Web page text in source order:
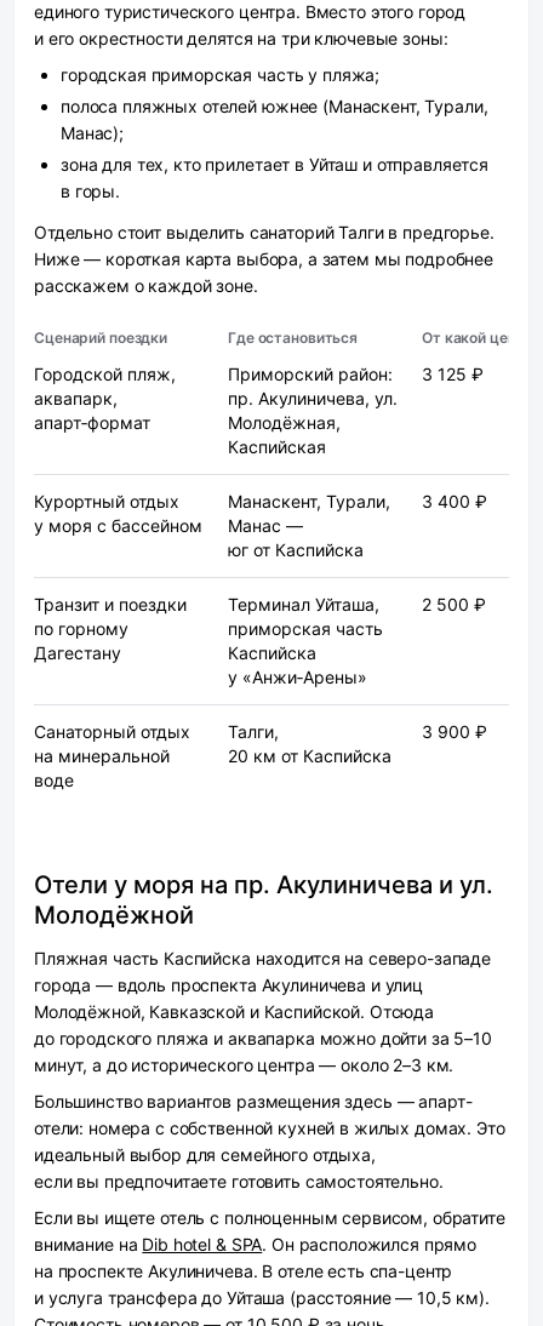
единого туристического центра. Вместо этого город
и его окрестности делятся на три ключевые зоны:
городская приморская часть у пляжа;
полоса пляжных отелей южнее (Манаскент, Турали,
Манас);
зона для тех, кто прилетает в Уйташ и отправляется
в горы.
Отдельно стоит выделить санаторий Талги в предгорье.
Ниже — короткая карта выбора, а затем мы подробнее
расскажем о каждой зоне.
Сценарий поездки Где остановиться От какой цены
Городской пляж,
аквапарк,
апарт‑формат
Приморский район:
пр. Акулиничева, ул.
Молодёжная,
Каспийская
3 125 ₽
Курортный отдых
у моря с бассейном
Манаскент, Турали,
Манас —
юг от Каспийска
3 400 ₽
Транзит и поездки
по горному
Дагестану
Терминал Уйташа,
приморская часть
Каспийска
у «Анжи‑Арены»
2 500 ₽
Санаторный отдых
на минеральной
воде
Талги,
20 км от Каспийска
3 900 ₽
Отели у моря на пр. Акулиничева и ул.
Молодёжной
Пляжная часть Каспийска находится на северо-западе
города — вдоль проспекта Акулиничева и улиц
Молодёжной, Кавказской и Каспийской. Отсюда
до городского пляжа и аквапарка можно дойти за 5–10
минут, а до исторического центра — около 2–3 км.
Большинство вариантов размещения здесь — апарт-
отели: номера с собственной кухней в жилых домах. Это
идеальный выбор для семейного отдыха,
если вы предпочитаете готовить самостоятельно.
Если вы ищете отель с полноценным сервисом, обратите
внимание на Dib hotel & SPA. Он расположился прямо
на проспекте Акулиничева. В отеле есть спа-центр
и услуга трансфера до Уйташа (расстояние — 10,5 км).